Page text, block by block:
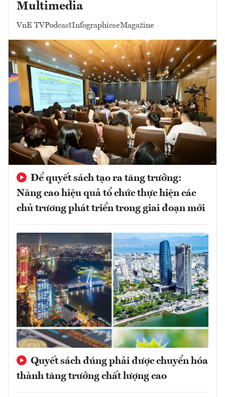
Multimedia
VnE TVPodcastInfographicseMagazine
Để quyết sách tạo ra tăng trưởng:
Nâng cao hiệu quả tổ chức thực hiện các
chủ trương phát triển trong giai đoạn mới
Quyết sách đúng phải được chuyển hóa
thành tăng trưởng chất lượng cao